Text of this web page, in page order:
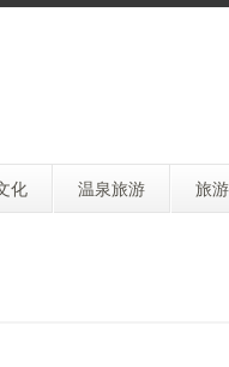
化 温泉旅游 旅